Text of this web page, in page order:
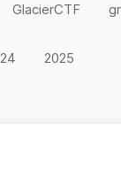
GlacierCTF
2025